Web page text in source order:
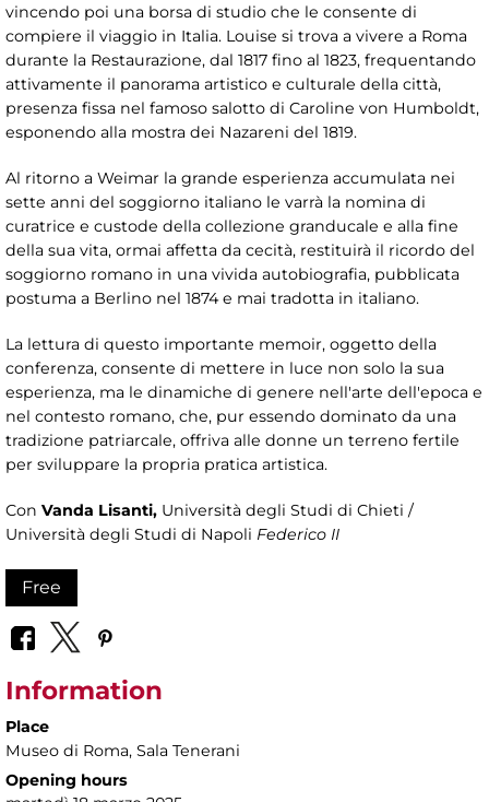
vincendo poi una borsa di studio che le consente di
compiere il viaggio in Italia. Louise si trova a vivere a Roma
durante la Restaurazione, dal 1817 fino al 1823, frequentando
attivamente il panorama artistico e culturale della città,
presenza fissa nel famoso salotto di Caroline von Humboldt,
esponendo alla mostra dei Nazareni del 1819.
Al ritorno a Weimar la grande esperienza accumulata nei
sette anni del soggiorno italiano le varrà la nomina di
curatrice e custode della collezione granducale e alla fine
della sua vita, ormai affetta da cecità, restituirà il ricordo del
soggiorno romano in una vivida autobiografia, pubblicata
postuma a Berlino nel 1874 e mai tradotta in italiano.
La lettura di questo importante memoir, oggetto della
conferenza, consente di mettere in luce non solo la sua
esperienza, ma le dinamiche di genere nell'arte dell'epoca e
nel contesto romano, che, pur essendo dominato da una
tradizione patriarcale, offriva alle donne un terreno fertile
per sviluppare la propria pratica artistica.
Con Vanda Lisanti, Università degli Studi di Chieti /
Università degli Studi di Napoli Federico II
Free
Information
Place
Museo di Roma, Sala Tenerani
Opening hours